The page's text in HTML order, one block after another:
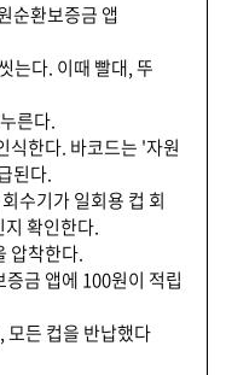
순환보증금 앱
는다. 이때 빨대, 뚜
른다.
식한다. 바코드는 '자원
된다.
수기가 일회용 컵 회
확인한다.
압착한다.
금 앱에 100원이 적립
든 컵을 반납했다